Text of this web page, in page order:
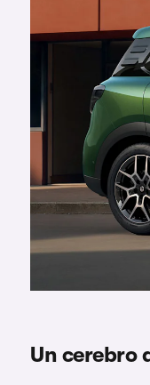
Un cerebro